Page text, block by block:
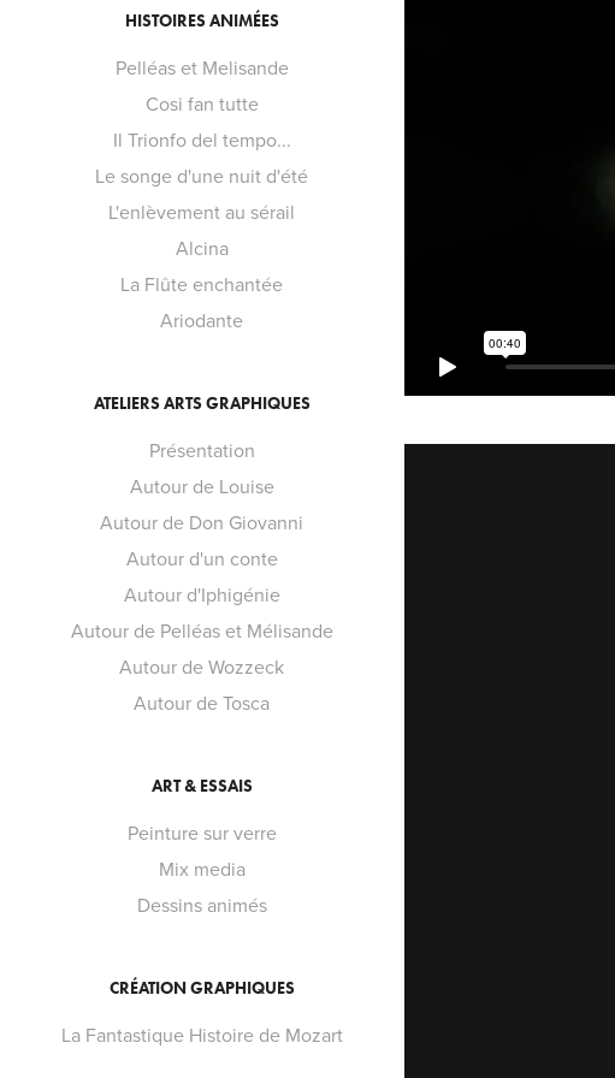
HISTOIRES ANIMÉES
Pelléas et Melisande
Cosi fan tutte
Il Trionfo del tempo...
Le songe d'une nuit d'été
L'enlèvement au sérail
Alcina
La Flûte enchantée
Ariodante
ATELIERS ARTS GRAPHIQUES
Présentation
Autour de Louise
Autour de Don Giovanni
Autour d'un conte
Autour d'Iphigénie
Autour de Pelléas et Mélisande
Autour de Wozzeck
Autour de Tosca
ART & ESSAIS
Peinture sur verre
Mix media
Dessins animés
CRÉATION GRAPHIQUES
La Fantastique Histoire de Mozart